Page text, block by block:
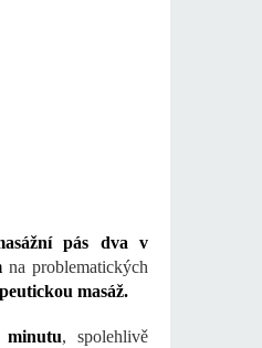
pás dva v
na problematických
masáž.
, spolehlivě